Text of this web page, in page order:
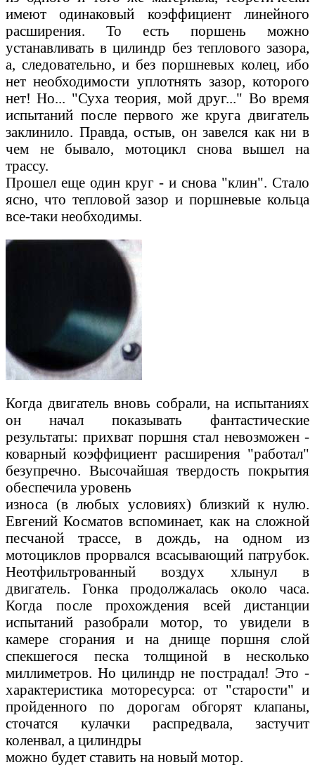
имеют одинаковый коэффициент линейного
расширения. То есть поршень можно
устанавливать в цилиндр без теплового зазора,
а, следовательно, и без поршневых колец, ибо
нет необходимости уплотнять зазор, которого
нет! Но... "Суха теория, мой друг..." Во время
испытаний после первого же круга двигатель
заклинило. Правда, остыв, он завелся как ни в
чем не бывало, мотоцикл снова вышел на
трассу.
Прошел еще один круг - и снова "клин". Стало
ясно, что тепловой зазор и поршневые кольца
все-таки необходимы.
Когда двигатель вновь собрали, на испытаниях
он начал показывать фантастические
результаты: прихват поршня стал невозможен -
коварный коэффициент расширения "работал"
безупречно. Высочайшая твердость покрытия
обеспечила уровень
износа (в любых условиях) близкий к нулю.
Евгений Косматов вспоминает, как на сложной
песчаной трассе, в дождь, на одном из
мотоциклов прорвался всасывающий патрубок.
Неотфильтрованный воздух хлынул в
двигатель. Гонка продолжалась около часа.
Когда после прохождения всей дистанции
испытаний разобрали мотор, то увидели в
камере сгорания и на днище поршня слой
спекшегося песка толщиной в несколько
миллиметров. Но цилиндр не пострадал! Это -
характеристика моторесурса: от "старости" и
пройденного по дорогам обгорят клапаны,
сточатся кулачки распредвала, застучит
коленвал, а цилиндры
можно будет ставить на новый мотор.